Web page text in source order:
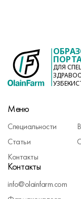
ДЛЯ
Меню
Специальности
Статьи
Контакты
Контакты
info@olainfarm.com